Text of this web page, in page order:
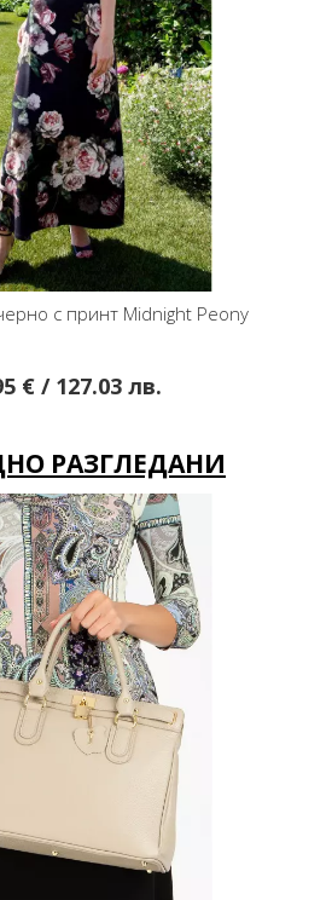
с принт Midnight Peony
€ / 127.03 лв.
РАЗГЛЕДАНИ